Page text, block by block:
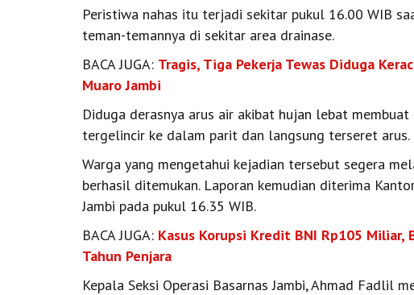
Peristiwa nahas itu terjadi sekitar pukul 16.00 WIB
teman-temannya di sekitar area drainase.
BACA JUGA: Tragis, Tiga Pekerja Tewas Diduga
Muaro Jambi
Diduga derasnya arus air akibat hujan lebat
tergelincir ke dalam parit dan langsung terseret arus.
Warga yang mengetahui kejadian tersebut segera
berhasil ditemukan. Laporan kemudian diterima
Jambi pada pukul 16.35 WIB.
BACA JUGA: Kasus Korupsi Kredit BNI Rp105
Tahun Penjara
Kepala Seksi Operasi Basarnas Jambi, Ahmad Fadlil